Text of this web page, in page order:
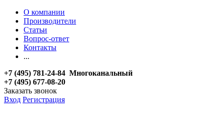
О компании
Производители
Статьи
Вопрос-ответ
Контакты
...
+7 (495) 781-24-84 Многоканальный
+7 (495) 677-08-20
Заказать звонок
Вход Регистрация